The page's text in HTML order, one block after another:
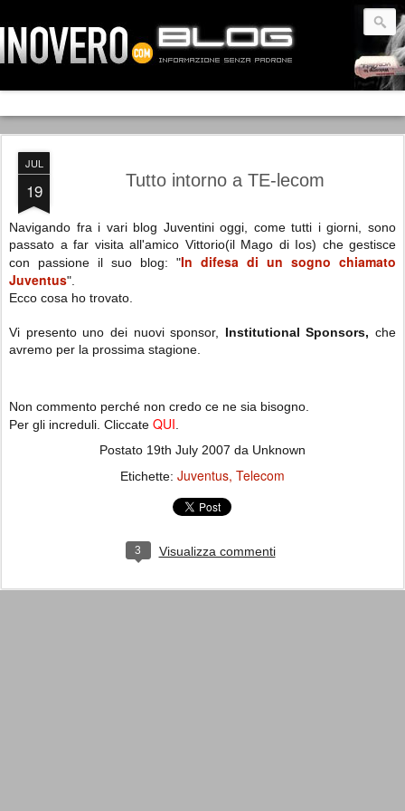
JUL
19 Tutto intorno a TE-lecom
Navigando fra i vari blog Juventini oggi, come tutti i giorni, sono
passato a far visita all'amico Vittorio(il Mago di Ios) che gestisce
con passione il suo blog: "In difesa di un sogno chiamato
Juventus".
Ecco cosa ho trovato.
Vi presento uno dei nuovi sponsor, Institutional Sponsors, che
avremo per la prossima stagione.
Non commento perché non credo ce ne sia bisogno.
Per gli increduli. Cliccate QUI
Postato 19th July 2007 da Unknown
Etichette: Juventus Telecom
3 Visualizza commenti